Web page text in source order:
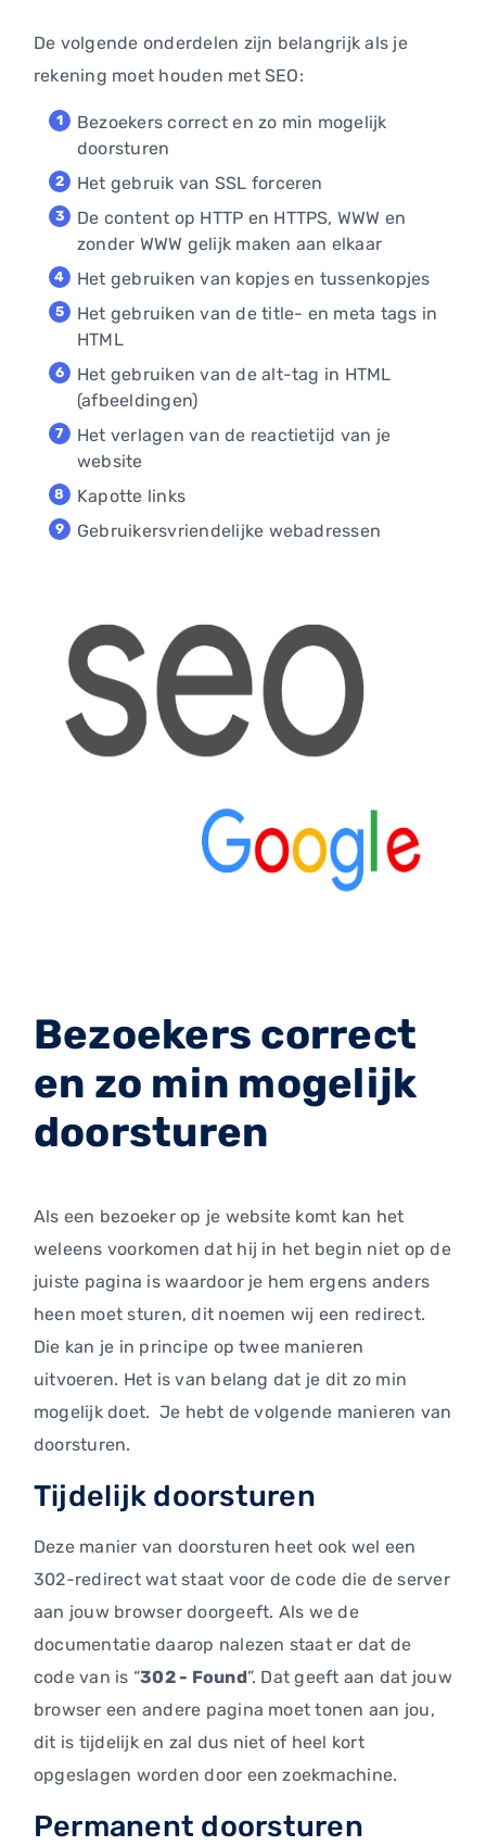
De volgende onderdelen zijn belangrijk als je
rekening moet houden met SEO:
Bezoekers correct en zo min mogelijk
doorsturen
Het gebruik van SSL forceren
De content op HTTP en HTTPS, WWW en
zonder WWW gelijk maken aan elkaar
Het gebruiken van kopjes en tussenkopjes
Het gebruiken van de title- en meta tags in
HTML
Het gebruiken van de alt-tag in HTML
(afbeeldingen)
Het verlagen van de reactietijd van je
website
Kapotte links
Gebruikersvriendelijke webadressen
Bezoekers correct
en zo min mogelijk
doorsturen
Als een bezoeker op je website komt kan het
weleens voorkomen dat hij in het begin niet op de
juiste pagina is waardoor je hem ergens anders
heen moet sturen, dit noemen wij een redirect.
Die kan je in principe op twee manieren
uitvoeren. Het is van belang dat je dit zo min
mogelijk doet. Je hebt de volgende manieren van
doorsturen.
Tijdelijk doorsturen
Deze manier van doorsturen heet ook wel een
302-redirect wat staat voor de code die de server
aan jouw browser doorgeeft. Als we de
documentatie daarop nalezen staat er dat de
code van is “302 - Found”. Dat geeft aan dat jouw
browser een andere pagina moet tonen aan jou,
dit is tijdelijk en zal dus niet of heel kort
opgeslagen worden door een zoekmachine.
Permanent doorsturen